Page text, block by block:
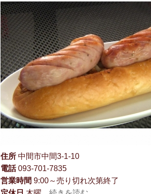
住所 中間市中間3-1-10
電話093-701-7835
営業時間 9:00～売り切れ次第終了